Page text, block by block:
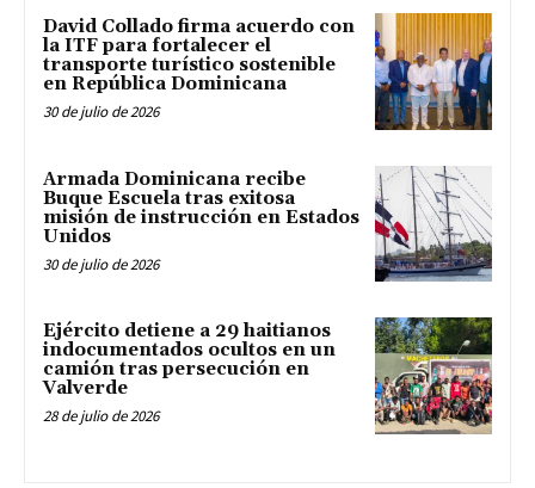
David Collado firma acuerdo con
la ITF para fortalecer el
transporte turístico sostenible
en República Dominicana
30 de julio de 2026
Armada Dominicana recibe
Buque Escuela tras exitosa
misión de instrucción en Estados
Unidos
30 de julio de 2026
Ejército detiene a 29 haitianos
indocumentados ocultos en un
camión tras persecución en
Valverde
28 de julio de 2026